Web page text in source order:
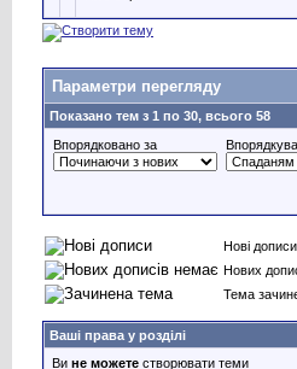
Параметри перегляду
Показано тем з 1 по 30, всього 58
Впорядковано за
Нові дописи
Нових
Тема
Ваші права у розділі
Ви не можете створювати теми